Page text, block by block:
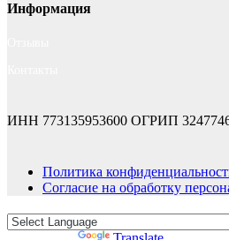
Информация
ИНН 773135953600 ОГРИП
Политика
Согласие на обработку